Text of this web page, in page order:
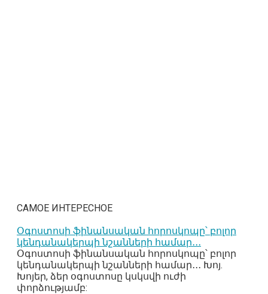
САМОЕ ИНТЕРЕСНОЕ
Օգոստոսի ֆինանսական հորոսկոպը՝ բոլոր
կենդանակերպի նշանների համար․․․
Օգոստոսի ֆինանսական հորոսկոպը՝ բոլոր
կենդանակերպի նշանների համար․․․ Խոյ.
Խոյեր, ձեր օգոստոսը կսկսվի ուժի
փորձությամբ: